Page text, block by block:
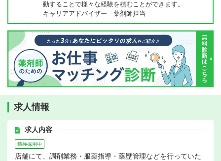
動することで様々な経験を積むことができます。
キャリアアドバイザー 薬剤師担当
求人情報
求人内容
積極採用中
店舗にて、調剤業務・服薬指導・薬歴管理などを行っていた